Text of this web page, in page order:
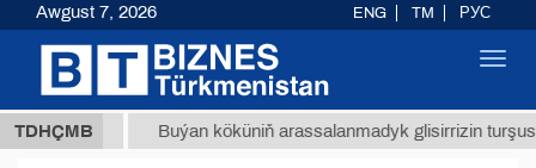
TDHÇMBBuýan köküniň arassalanmadyk glisirrizin turşusy (t.)
Awgust 7, 2026 ENG TM РУС